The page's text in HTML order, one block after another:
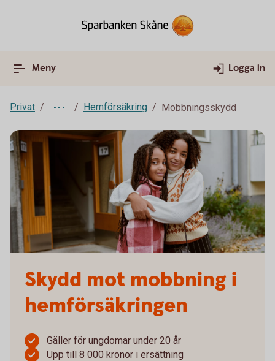
Meny Logga in
Privat Hemförsäkring Mobbningsskydd
Skydd mot mobbning i
hemförsäkringen
Gäller för ungdomar under 20 år
Upp till 8 000 kronor i ersättning